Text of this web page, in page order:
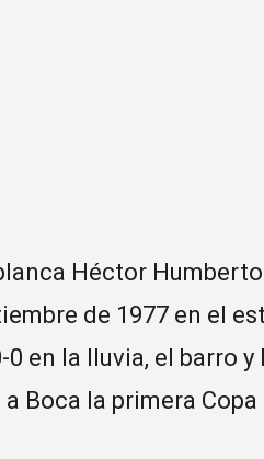
Héctor
de 1977 en el
en la lluvia, el barro y
Boca la primera Copa